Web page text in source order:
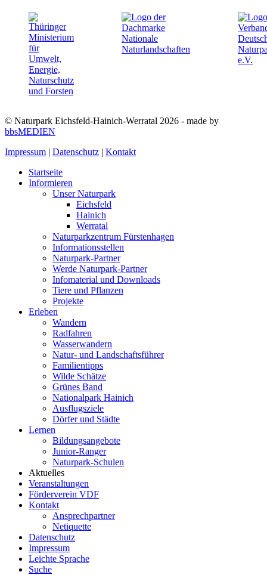
© Naturpark Eichsfeld-Hainich-Werratal 2026 - made by
bbsMEDIEN
Impressum | Datenschutz | Kontakt
Startseite
Informieren
Unser Naturpark
Eichsfeld
Hainich
Werratal
Naturparkzentrum Fürstenhagen
Informationsstellen
Naturpark-Partner
Werde Naturpark-Partner
Infomaterial und Downloads
Tiere und Pflanzen
Projekte
Erleben
Wandern
Radfahren
Wasserwandern
Natur- und Landschaftsführer
Familientipps
Wilde Schätze
Grünes Band
Nationalpark Hainich
Ausflugsziele
Dörfer und Städte
Lernen
Bildungsangebote
Junior-Ranger
Naturpark-Schulen
Aktuelles
Veranstaltungen
Förderverein VDF
Kontakt
Ansprechpartner
Netiquette
Datenschutz
Impressum
Leichte Sprache
Suche